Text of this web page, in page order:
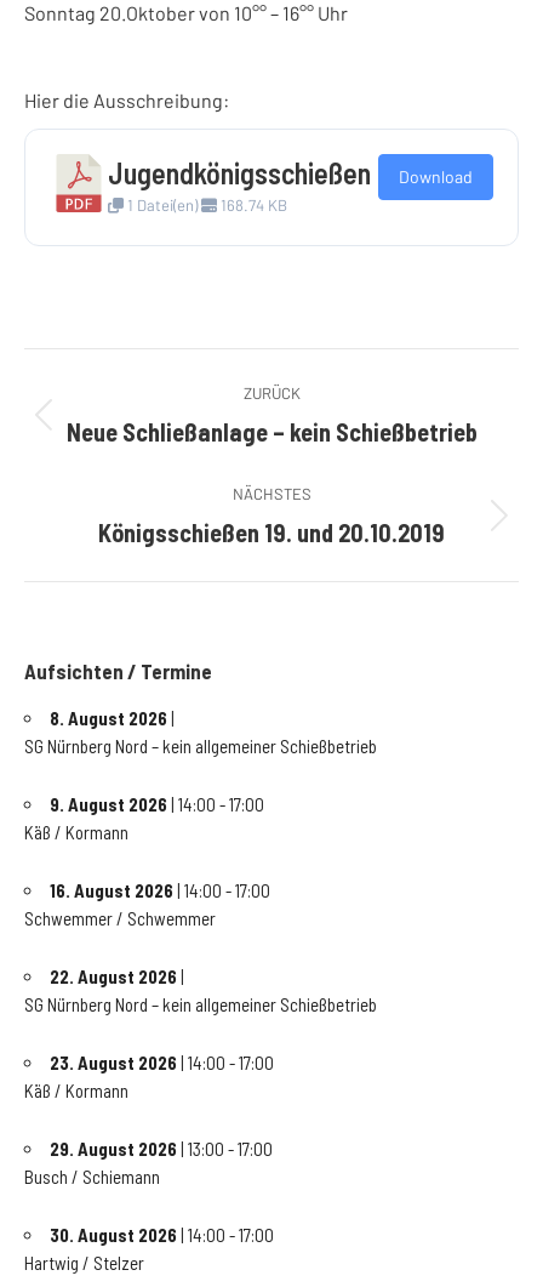
Sonntag 20.Oktober von 10°° – 16°° Uhr
Hier die Ausschreibung:
Jugendkönigsschießen
1 Datei(en) 168.74 KB
Download
Kommentarnavigation
ZURÜCK
Vorheriger
Neue Schließanlage – kein Schießbetrieb
NÄCHSTES
Nächster
Königsschießen 19. und 20.10.2019
Aufsichten / Termine
8. August 2026 |
SG Nürnberg Nord – kein allgemeiner Schießbetrieb
9. August 2026 | 14:00 - 17:00
Käß / Kormann
16. August 2026 | 14:00 - 17:00
Schwemmer / Schwemmer
22. August 2026 |
SG Nürnberg Nord – kein allgemeiner Schießbetrieb
23. August 2026 | 14:00 - 17:00
Käß / Kormann
29. August 2026 | 13:00 - 17:00
Busch / Schiemann
30. August 2026 | 14:00 - 17:00
Hartwig / Stelzer